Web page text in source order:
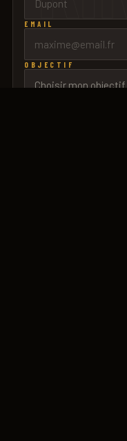
EMAIL
OBJECTIF